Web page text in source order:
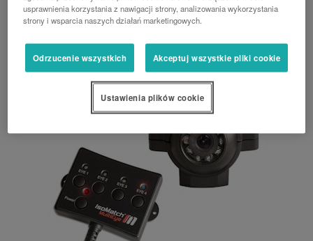
usprawnienia korzystania z nawigacji strony, analizowania wykorzystania
strony i wsparcia naszych działań marketingowych.
Odrzucenie wszystkich Akceptuj wszystkie pliki cookie
Ustawienia plików cookie